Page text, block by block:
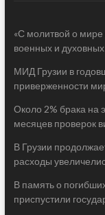
«С молитвой о
военных и
МИД Грузии в
приверженности
Около 2% брака на
месяцев проверок
В Грузии
расходы
В память о
приспустили